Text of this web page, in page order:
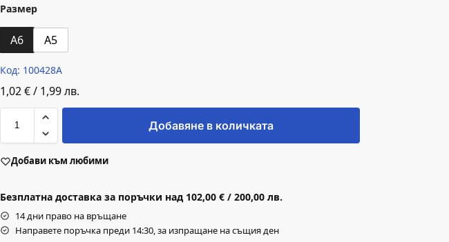
Размер
A6 A5
Код: 100428A
1,02€/ 1,99лв.
Добавяне в количката
Добави към любими
Безплатна доставка за поръчки над 102,00 € / 200,00 лв.
14 дни право на връщане
Направете поръчка преди 14:30, за изпращане на същия ден